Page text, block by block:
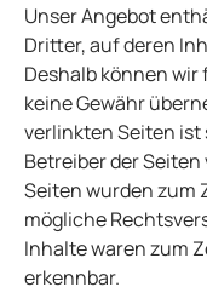
Unser Angebot
Dritter, auf deren
Deshalb können
keine Gewähr
verlinkten Seiten ist
Betreiber der
Seiten wurden zum
mögliche
Inhalte waren zum
erkennbar.